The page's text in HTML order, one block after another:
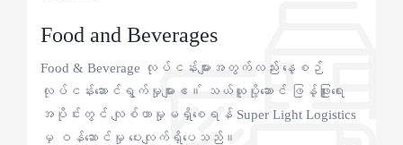
Food and Beverages
Food & Beverage လုပ်ငန်းများအတွက်လည်း နေ့စဉ်
လုပ်ငန်းဆောင်ရွက်မှုများဧ။် သယ်ယူပို့ဆောင် ဖြန့်ဖြူးရေး
အပိုင်းတွင် လျစ်ဟာမှုမရှိစေရန် Super Light Logistics
မှ ဝန်ဆောင်မှု ပေးလျက်ရှိပေသည်။